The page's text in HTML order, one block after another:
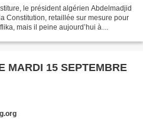
le président algérien Abdelmadjid
Constitution, retaillée sur mesure pour
mais il peine aujourd’hui à